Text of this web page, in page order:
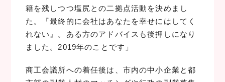
籍を残しつつ塩尻との二拠点活動を決めまし
た。『最終的に会社はあなたを幸せにはしてく
れない』。ある方のアドバイスも後押しになり
ました。2019年のことです」
商工会議所への着任後は、市内の中小企業と都